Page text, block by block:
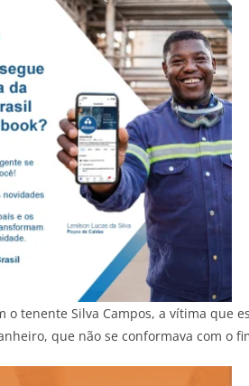
o tenente Silva Campos, a vítima que
que não se conformava com o